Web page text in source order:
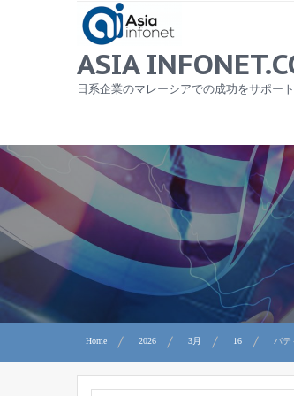
ASIA
日系企業のマレーシアでの成功をサポート
Home 2026 3月 16 バテ